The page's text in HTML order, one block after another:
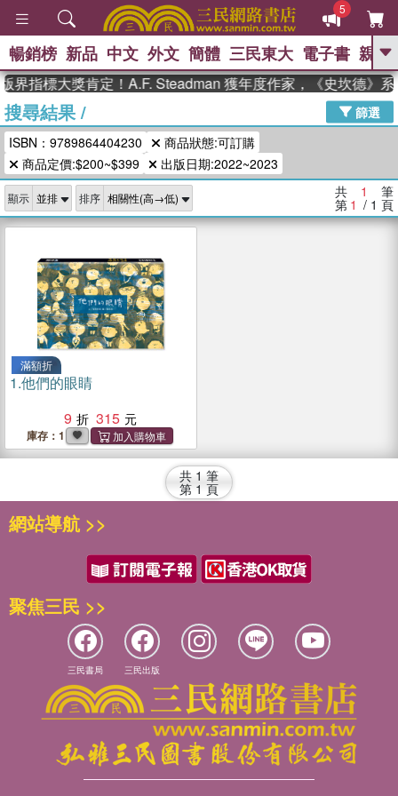
5
GO
The Odyssey 、
父親節 、 如果歷史是一群喵 、 暑期
推薦 、 國際布克獎 臺灣漫遊錄
念華 、 台灣的李登輝時代
孩：黎曼猜想 、 偉大的迷走神經
暢銷榜 新品 中文 外文 簡體 三民東大 電子書 親子
界指標大獎肯定！A.F. Steadman 獲年度作家，《史坎德》系
搜尋結果/
篩選
ISBN：9789864404230
商品狀態:可訂購
商品定價:$200~$399
出版日期:2022~2023
顯示 排序 共 1 筆
第 1 / 1 頁
滿額折
1.他們的眼睛
9
315
庫存：1
共 1 筆
第 1 頁
網站導航 >>
聚焦三民 >>
三民書局 三民出版